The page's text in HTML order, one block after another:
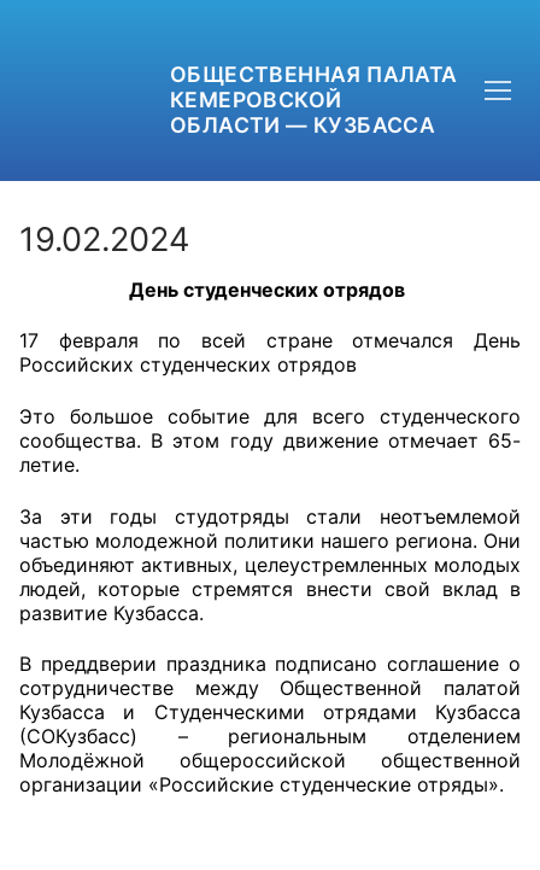
ОБЩЕСТВЕННАЯ ПАЛАТА
КЕМЕРОВСКОЙ
ОБЛАСТИ — КУЗБАССА
OPKO42@BK.RU
ОБРАТНАЯ СВЯЗЬ
Главная
Общественные советы при территориальных
органах федеральных органов
исполнительной власти
19.02.2024
День студенческих отрядов
17 февраля по всей стране отмечался День
Российских студенческих отрядов
Это большое событие для всего студенческого
сообщества. В этом году движение отмечает 65-
летие.
За эти годы студотряды стали неотъемлемой
частью молодежной политики нашего региона. Они
объединяют активных, целеустремленных молодых
людей, которые стремятся внести свой вклад в
развитие Кузбасса.
В преддверии праздника подписано соглашение о
сотрудничестве между Общественной палатой
Кузбасса и Студенческими отрядами Кузбасса
(СОКузбасс) – региональным отделением
Молодёжной общероссийской общественной
организации «Российские студенческие отряды».